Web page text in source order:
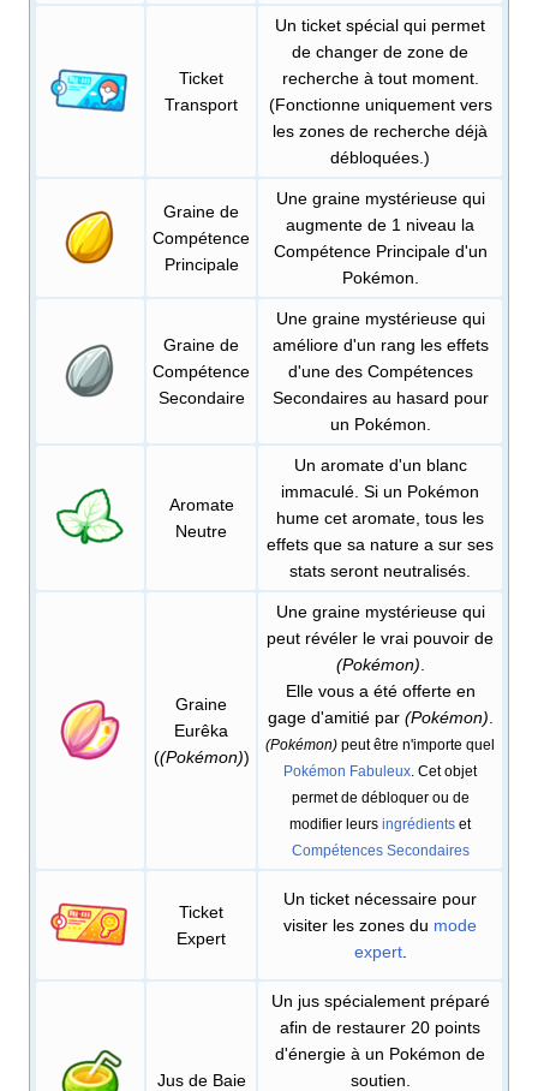
Ticket
Transport
Un ticket spécial qui permet
de changer de zone de
recherche à tout moment.
(Fonctionne uniquement vers
les zones de recherche déjà
débloquées.)
Graine de
Compétence
Principale
Une graine mystérieuse qui
augmente de 1 niveau la
Compétence Principale d'un
Pokémon.
Graine de
Compétence
Secondaire
Une graine mystérieuse qui
améliore d'un rang les effets
d'une des Compétences
Secondaires au hasard pour
un Pokémon.
Aromate
Neutre
Un aromate d'un blanc
immaculé. Si un Pokémon
hume cet aromate, tous les
effets que sa nature a sur ses
stats seront neutralisés.
Graine
Eurêka
((Pokémon))
Une graine mystérieuse qui
peut révéler le vrai pouvoir de
(Pokémon)
Elle vous a été offerte en
gage d'amitié par (Pokémon)
(Pokémon) peut être n'importe quel
Pokémon Fabuleux . Cet objet
permet de débloquer ou de
modifier leurs ingrédients et
Compétences Secondaires
Ticket
Expert
Un ticket nécessaire pour
visiter les zones du mode
expert.
Jus de Baie
Un jus spécialement préparé
afin de restaurer 20 points
d'énergie à un Pokémon de
soutien.